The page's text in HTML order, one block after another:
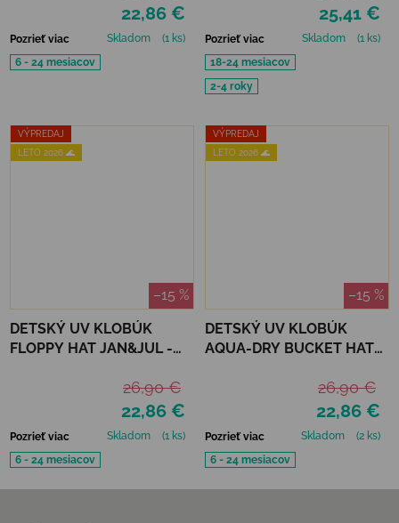
22,86 €
Pozrieť viac Skladom
(1 ks)
6 - 24 mesiacov
25,41 €
Pozrieť viac Skladom
(1 ks)
18-24 mesiacov
2-4 roky
VÝPREDAJ
LETO 2026 🌊
–15 %
DETSKÝ UV KLOBÚK
FLOPPY HAT JAN&JUL -
22,86 €
26,90 €
Pozrieť viac Skladom
(1 ks)
6 - 24 mesiacov
VÝPREDAJ
LETO 2026 🌊
–15 %
DETSKÝ UV KLOBÚK
AQUA-DRY BUCKET HAT
22,86 €
26,90 €
Pozrieť viac Skladom
(2 ks)
6 - 24 mesiacov